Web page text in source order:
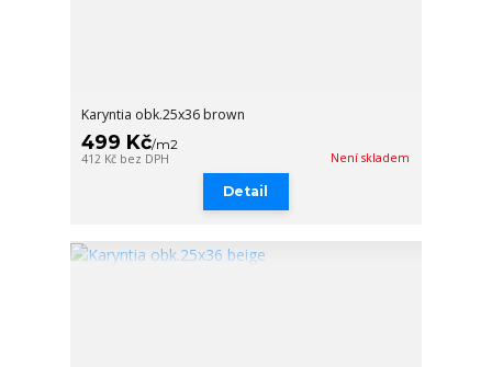
Karyntia obk.25x36 brown
499 Kč/m2
412 Kč bez DPH Není skladem
Detail